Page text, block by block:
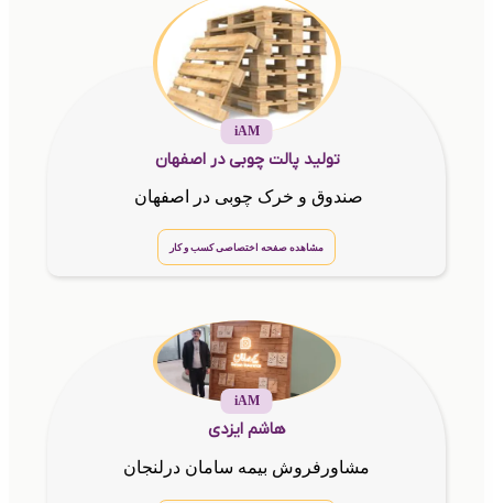
iAM
تولید پالت چوبی در اصفهان
صندوق و خرک چوبی در اصفهان
مشاهده صفحه اختصاصی کسب و کار
iAM
هاشم ایزدی
مشاورفروش بیمه سامان درلنجان